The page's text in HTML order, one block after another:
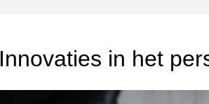
Innovaties in het